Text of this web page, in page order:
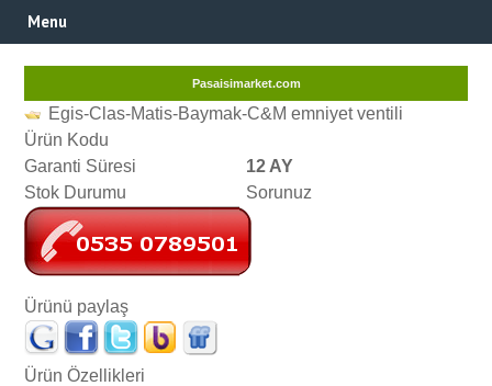
Menu
Pasaisimarket.com
Egis-Clas-Matis-Baymak-C&M emniyet ventili
Ürün Kodu
Garanti Süresi
12 AY
Stok Durumu
Sorunuz
Ürünü paylaş
Ürün Özellikleri